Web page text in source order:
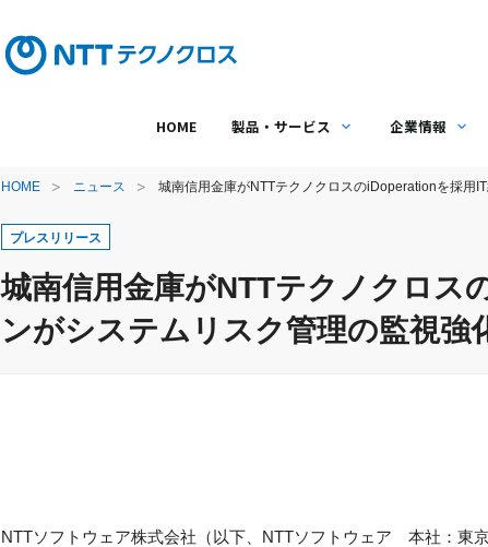
HOME 製品・サービス 企業情報
HOME ニュース 城南信用金庫がNTTテクノクロスのiDoperationを採用
プレスリリース
城南信用金庫がNTTテクノクロス
ンがシステムリスク管理の監視強
NTTソフトウェア株式会社（以下、NTTソフトウェア 本社：東